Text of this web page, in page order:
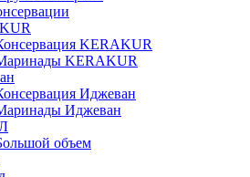
KERAKUR
KERAKUR
Иджеван
Иджеван
объем